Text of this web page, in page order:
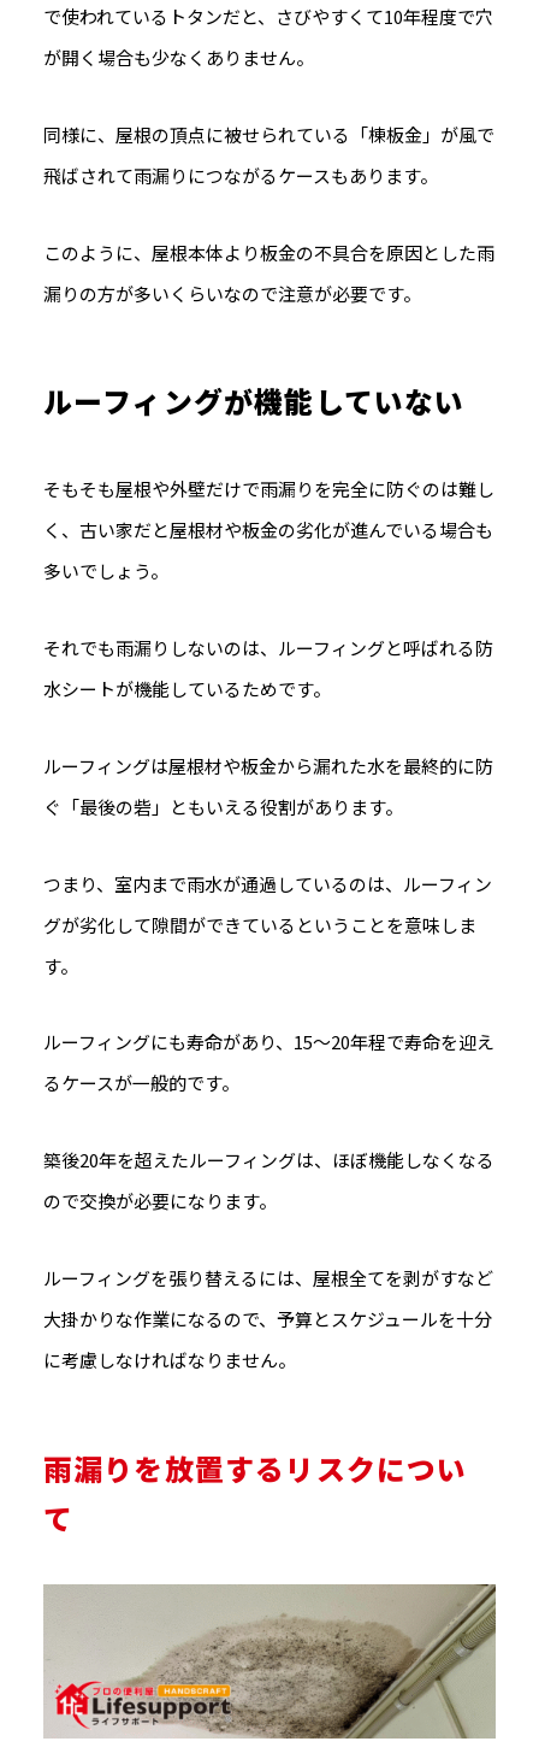
で使われているトタンだと、さびやすくて10年程度で穴
が開く場合も少なくありません。
同様に、屋根の頂点に被せられている「棟板金」が風で
飛ばされて雨漏りにつながるケースもあります。
このように、屋根本体より板金の不具合を原因とした雨
漏りの方が多いくらいなので注意が必要です。
ルーフィングが機能していない
そもそも屋根や外壁だけで雨漏りを完全に防ぐのは難し
く、古い家だと屋根材や板金の劣化が進んでいる場合も
多いでしょう。
それでも雨漏りしないのは、ルーフィングと呼ばれる防
水シートが機能しているためです。
ルーフィングは屋根材や板金から漏れた水を最終的に防
ぐ「最後の砦」ともいえる役割があります。
つまり、室内まで雨水が通過しているのは、ルーフィン
グが劣化して隙間ができているということを意味しま
す。
ルーフィングにも寿命があり、15～20年程で寿命を迎え
るケースが一般的です。
築後20年を超えたルーフィングは、ほぼ機能しなくなる
ので交換が必要になります。
ルーフィングを張り替えるには、屋根全てを剥がすなど
大掛かりな作業になるので、予算とスケジュールを十分
に考慮しなければなりません。
雨漏りを放置するリスクについ
て